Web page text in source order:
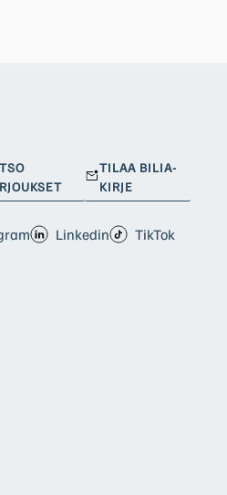
TILAA BILIA-
KIRJE
Linkedin TikTok